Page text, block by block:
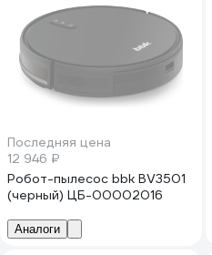
Последняя цена
12 946 ₽
Робот-пылесос bbk BV3501
(черный) ЦБ-00002016
Аналоги